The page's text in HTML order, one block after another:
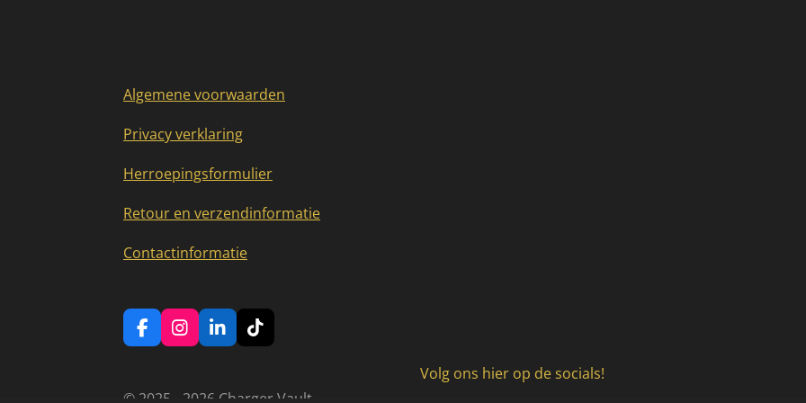
Algemene voorwaarden
Privacy verklaring
Herroepingsformulier
Retour en verzendinformatie
Contactinformatie
F
a
I
n
L
i
T
i
Volg ons hier op de socials!
© 2025 - 2026 Charger Vault